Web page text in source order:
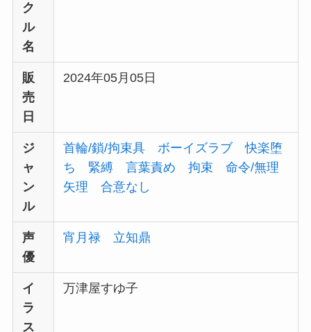
ク
ル
名
販
売
日
2024年05月05日
ジ
ャ
ン
ル
首輪/鎖/拘束具 ボーイズラブ
快楽堕
ち
緊縛 言葉責め 拘束
命令/無理
矢理
合意なし
声
優
宵月禄 立知鼎
イ
ラ
ス
万津屋すゆ子